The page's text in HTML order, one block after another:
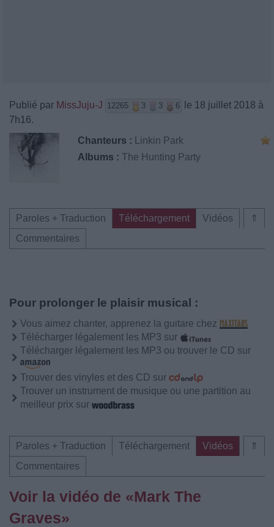
Publié par MissJuju-J 12265 3 3 6
le 18 juillet 2018 à
7h16.
Chanteurs :
Linkin Park
Albums : The Hunting Party
⇑
Paroles + Traduction Téléchargement
Vidéos
Commentaires
Pour prolonger le plaisir musical :
Vous aimez chanter, apprenez la guitare chez
Télécharger légalement les MP3 sur
Télécharger légalement les MP3 ou trouver le CD sur
Trouver des vinyles et des CD sur
Trouver un instrument de musique ou une partition au
meilleur prix sur
⇑
Paroles + Traduction Téléchargement
Vidéos
Commentaires
Voir la vidéo de «Mark The
Graves»